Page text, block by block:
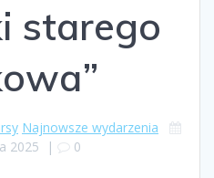
starego
Najnowsze wydarzenia
2025 | 0